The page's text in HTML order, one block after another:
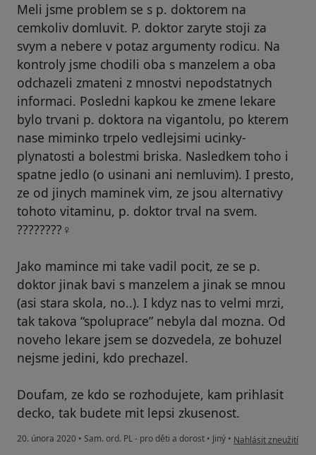
Meli jsme problem se s p. doktorem na
cemkoliv domluvit. P. doktor zaryte stoji za
svym a nebere v potaz argumenty rodicu. Na
kontroly jsme chodili oba s manzelem a oba
odchazeli zmateni z mnostvi nepodstatnych
informaci. Posledni kapkou ke zmene lekare
bylo trvani p. doktora na vigantolu, po kterem
nase miminko trpelo vedlejsimi ucinky-
plynatosti a bolestmi briska. Nasledkem toho i
spatne jedlo (o usinani ani nemluvim). I presto,
ze od jinych maminek vim, ze jsou alternativy
tohoto vitaminu, p. doktor trval na svem.
????????‍♀️
Jako mamince mi take vadil pocit, ze se p.
doktor jinak bavi s manzelem a jinak se mnou
(asi stara skola, no..). I kdyz nas to velmi mrzi,
tak takova “spoluprace” nebyla dal mozna. Od
noveho lekare jsem se dozvedela, ze bohuzel
nejsme jedini, kdo prechazel.
Doufam, ze kdo se rozhodujete, kam prihlasit
decko, tak budete mit lepsi zkusenost.
20. února 2020 • Sam. ord. PL - pro děti a dorost • Jiný • podle názoru
Nahlásit zneužití